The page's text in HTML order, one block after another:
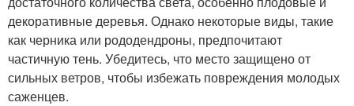
декоративные деревья. Однако некоторые виды, такие
как черника или рододендроны, предпочитают
частичную тень. Убедитесь, что место защищено от
сильных ветров, чтобы избежать повреждения молодых
саженцев.